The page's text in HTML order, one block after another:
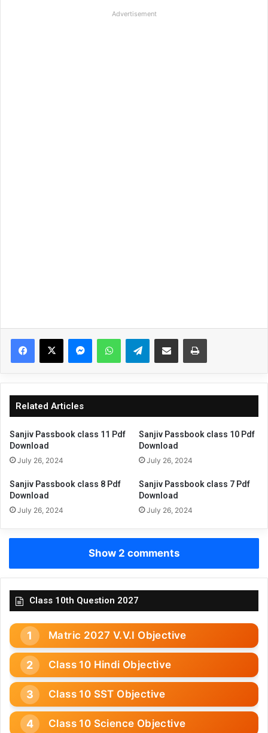
Advertisement
Facebook
X MessengerWhatsAppTelegramShare via Email Print
Related Articles
Sanjiv Passbook class 11 Pdf
Download
July 26, 2024
Sanjiv Passbook class 10 Pdf
Download
July 26, 2024
Sanjiv Passbook class 8 Pdf
Download
July 26, 2024
Sanjiv Passbook class 7 Pdf
Download
July 26, 2024
Show 2 comments
Class 10th Question 2027
Matric 2027 V.V.I Objective
Class 10 Hindi Objective
Class 10 SST Objective
Class 10 Science Objective